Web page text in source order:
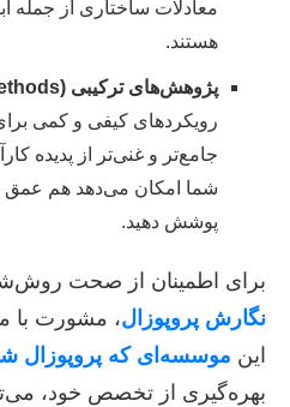
معادلات ساختاری از جمله
هستند.
پژوهش‌های ترکیبی (Mixed Methods):
رویکردهای کیفی و کمی
جامع‌تر و غنی‌تر از پدیده
شما امکان می‌دهد هم عمق
پوشش دهید.
برای اطمینان از صحت
نگارش پروپوزال، مشورت
این موسسه‌ای که پروپوزال
بهره‌گیری از تخصص خود،